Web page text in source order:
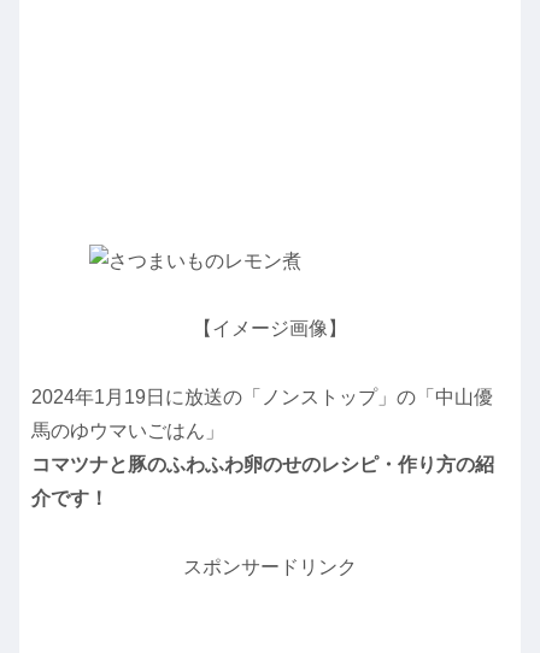
【イメージ画像】
2024年1月19日に放送の「ノンストップ」の「中山優
馬のゆウマいごはん」
コマツナと豚のふわふわ卵のせのレシピ・作り方の紹
介です！
スポンサードリンク